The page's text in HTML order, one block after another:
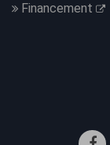
Financement